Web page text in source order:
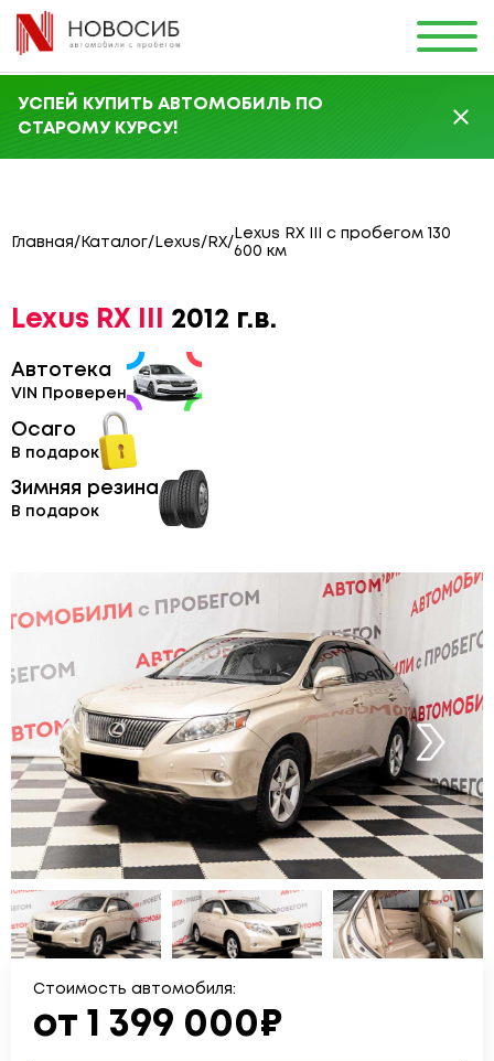
УСПЕЙ КУПИТЬ АВТОМОБИЛЬ ПО
СТАРОМУ КУРСУ!
Главная/ Каталог/ Lexus/ RX/
Lexus RX III с пробегом 130
600 км
Lexus RX III 2012 г.в.
Автотека
VIN Проверен
Осаго
В подарок
Зимняя резина
В подарок
Стоимость автомобиля:
от 1 399 000₽